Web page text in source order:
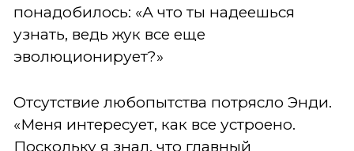
понадобилось: «А что ты надеешься
узнать, ведь жук все еще
эволюционирует?»
Отсутствие любопытства потрясло Энди.
«Меня интересует, как все устроено.
Поскольку я знал, что главный